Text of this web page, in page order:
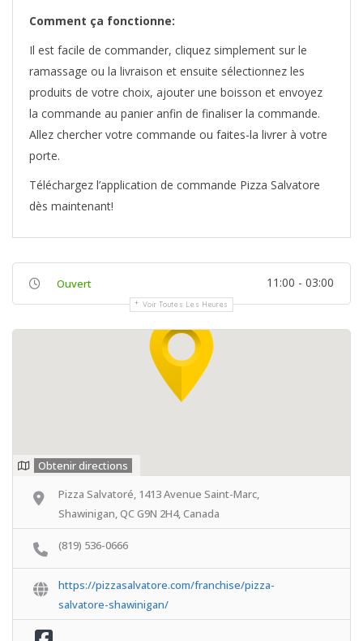
Comment ça fonctionne:
Il est facile de commander, cliquez simplement sur le
ramassage ou la livraison et ensuite sélectionnez les
produits de votre choix, ajouter une boisson et envoyez
la commande au panier anfin de finaliser la commande.
Allez chercher votre commande ou faites-la livrer à votre
porte.
Téléchargez l’application de commande Pizza Salvatore
dès maintenant!
Ouvert 11:00 - 03:00
Voir Toutes Les Heures
Obtenir directions
Pizza Salvatoré, 1413 Avenue Saint-Marc,
Shawinigan, QC G9N 2H4, Canada
(819) 536-0666
https://pizzasalvatore.com/franchise/pizza-
salvatore-shawinigan/